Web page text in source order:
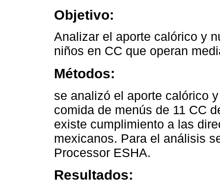
Objetivo:
Analizar el aporte calórico y
niños en CC que operan
Métodos:
se analizó el aporte calórico
comida de menús de 11 CC
existe cumplimiento a las
mexicanos. Para el análisis
Processor ESHA.
Resultados: